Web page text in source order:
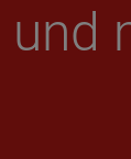
und